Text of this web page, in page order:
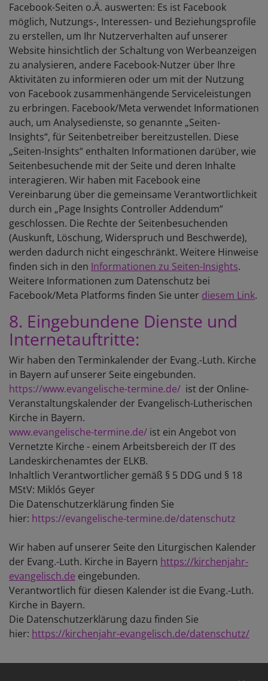
Facebook-Seiten o.Ä. auswerten: Es ist Facebook
möglich, Nutzungs-, Interessen- und Beziehungsprofile
zu erstellen, um Ihr Nutzerverhalten auf unserer
Website hinsichtlich der Schaltung von Werbeanzeigen
zu analysieren, andere Facebook-Nutzer über Ihre
Aktivitäten zu informieren oder um mit der Nutzung
von Facebook zusammenhängende Serviceleistungen
zu erbringen. Facebook/Meta verwendet Informationen
auch, um Analysedienste, so genannte „Seiten-
Insights“, für Seitenbetreiber bereitzustellen. Diese
„Seiten-Insights“ enthalten Informationen darüber, wie
Seitenbesuchende mit der Seite und deren Inhalte
interagieren. Wir haben mit Facebook eine
Vereinbarung über die gemeinsame Verantwortlichkeit
durch ein „Page Insights Controller Addendum“
geschlossen. Die Rechte der Seitenbesuchenden
(Auskunft, Löschung, Widerspruch und Beschwerde),
werden dadurch nicht eingeschränkt. Weitere Hinweise
finden sich in den Informationen zu Seiten-Insights.
Weitere Informationen zum Datenschutz bei
Facebook/Meta Platforms finden Sie unter diesem Link.
8. Eingebundene Dienste und
Internetauftritte:
Wir haben den Terminkalender der Evang.-Luth. Kirche
in Bayern auf unserer Seite eingebunden.
https://www.evangelische-termine.de/ ist der Online-
Veranstaltungskalender der Evangelisch-Lutherischen
Kirche in Bayern.
www.evangelische-termine.de/ ist ein Angebot von
Vernetzte Kirche - einem Arbeitsbereich der IT des
Landeskirchenamtes der ELKB.
Inhaltlich Verantwortlicher gemäß § 5 DDG und § 18
MStV: Miklós Geyer
Die Datenschutzerklärung finden Sie
hier: https://evangelische-termine.de/datenschutz
Wir haben auf unserer Seite den Liturgischen Kalender
der Evang.-Luth. Kirche in Bayern https://kirchenjahr-
evangelisch.de eingebunden.
Verantwortlich für diesen Kalender ist die Evang.-Luth.
Kirche in Bayern.
Die Datenschutzerklärung dazu finden Sie
hier: https://kirchenjahr-evangelisch.de/datenschutz/